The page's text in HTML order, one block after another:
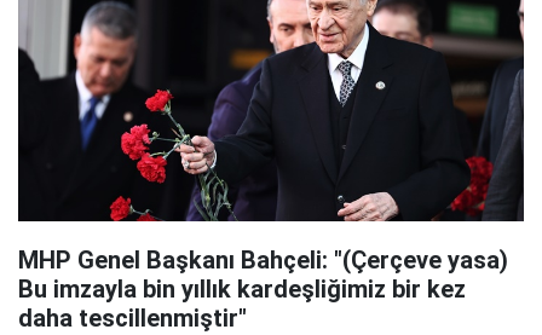
MHP Genel Başkanı Bahçeli: "(Çerçeve yasa)
Bu imzayla bin yıllık kardeşliğimiz bir kez
daha tescillenmiştir"